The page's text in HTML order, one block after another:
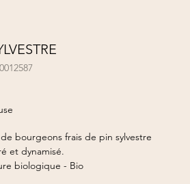
bourgeons frais de pin sylvestre
et dynamisé.
biologique - Bio